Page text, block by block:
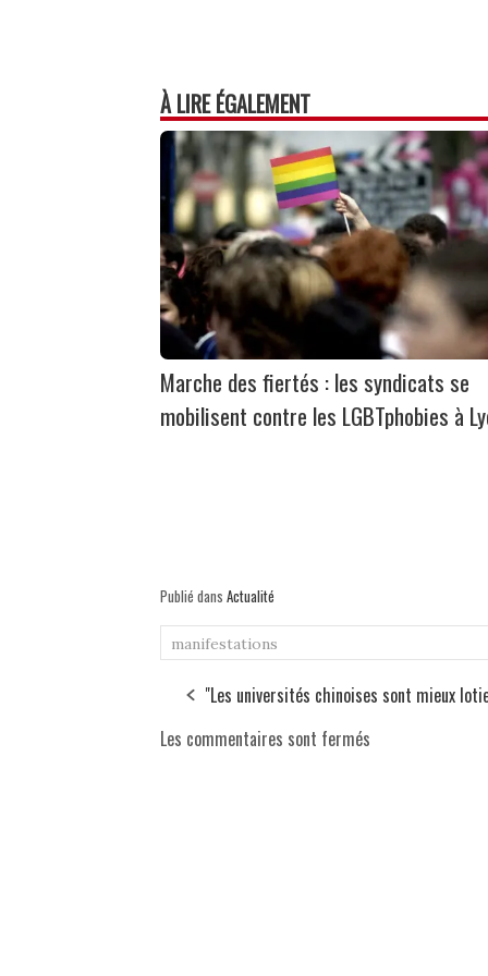
À LIRE ÉGALEMENT
Marche des fiertés : les syndicats se
mobilisent contre les LGBTphobies à
Publié dans Actualité
manifestations
"Les universités chinoises sont mieux
Les commentaires sont fermés